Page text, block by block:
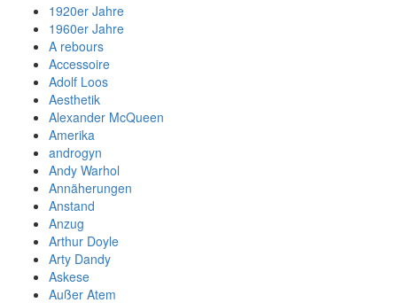
1920er Jahre
1960er Jahre
A rebours
Accessoire
Adolf Loos
Aesthetik
Alexander McQueen
Amerika
androgyn
Andy Warhol
Annäherungen
Anstand
Anzug
Arthur Doyle
Arty Dandy
Askese
Außer Atem